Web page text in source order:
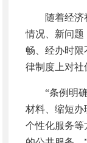
随着经
情况、新问题
畅、经办时
律制度上对社
“条例明
材料、缩短办
个性化服务等